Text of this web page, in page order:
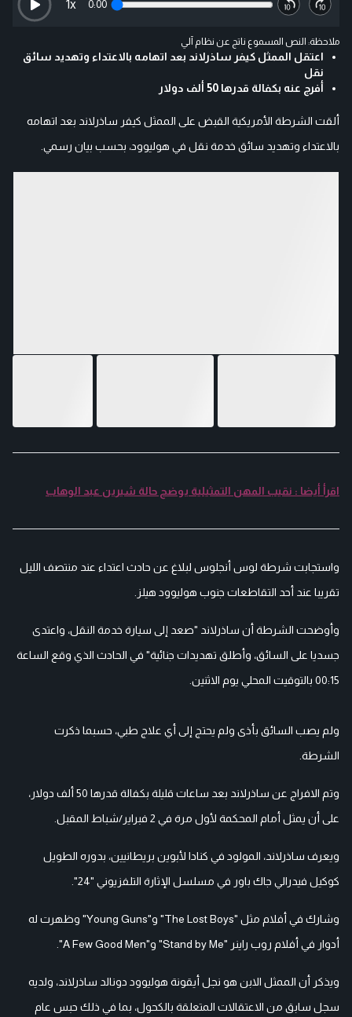
0:00
1x
ملاحظة: النص المسموع ناتج عن نظام آلي
اعتقل الممثل كيفر ساذرلاند بعد اتهامه بالاعتداء وتهديد سائق
نقل
أفرج عنه بكفالة قدرها 50 ألف دولار
ألقت الشرطة الأمريكية القبض على الممثل كيفر ساذرلاند بعد اتهامه
بالاعتداء وتهديد سائق خدمة نقل في هوليوود، بحسب بيان رسمي.
اقرأ أيضا : نقيب المهن التمثيلية يوضح حالة شيرين عبد الوهاب
واستجابت شرطة لوس أنجلوس لبلاغ عن حادث اعتداء عند منتصف الليل
تقريبا عند أحد التقاطعات جنوب هوليوود هيلز.
وأوضحت الشرطة أن ساذرلاند "صعد إلى سيارة خدمة النقل، واعتدى
جسديا على السائق، وأطلق تهديدات جنائية" في الحادث الذي وقع الساعة
00:15 بالتوقيت المحلي يوم الاثنين.
ولم يصب السائق بأذى ولم يحتج إلى أي علاج طبي، حسبما ذكرت
الشرطة.
وتم الافراج عن ساذرلاند بعد ساعات قليلة بكفالة قدرها 50 ألف دولار،
على أن يمثل أمام المحكمة لأول مرة في 2 فبراير/شباط المقبل.
ويعرف ساذرلاند، المولود في كنادا لأبوين بريطانيين، بدوره الطويل
كوكيل فيدرالي جاك باور في مسلسل الإثارة التلفزيوني "24".
وشارك في أفلام مثل "The Lost Boys" و"Young Guns" وظهرت له
أدوار في أفلام روب راينر "Stand by Me" و"A Few Good Men".
ويذكر أن الممثل الابن هو نجل أيقونة هوليوود دونالد ساذرلاند، ولديه
سجل سابق من الاعتقالات المتعلقة بالكحول، بما في ذلك حبس عام